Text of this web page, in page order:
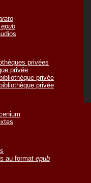
epub
privées
privée
privée
privée
au format epub